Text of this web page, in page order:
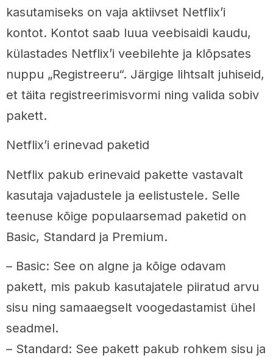
kasutamiseks on vaja aktiivset Netflix’i
kontot. Kontot saab luua veebisaidi kaudu,
külastades Netflix’i veebilehte ja klõpsates
nuppu „Registreeru“. Järgige lihtsalt juhiseid,
et täita registreerimisvormi ning valida sobiv
pakett.
Netflix’i erinevad paketid
Netflix pakub erinevaid pakette vastavalt
kasutaja vajadustele ja eelistustele. Selle
teenuse kõige populaarsemad paketid on
Basic, Standard ja Premium.
– Basic: See on algne ja kõige odavam
pakett, mis pakub kasutajatele piiratud arvu
sisu ning samaaegselt voogedastamist ühel
seadmel.
– Standard: See pakett pakub rohkem sisu ja